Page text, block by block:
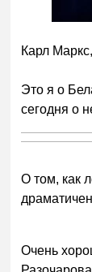
Карл
Это я о
сегодня о
О том, как
Очень